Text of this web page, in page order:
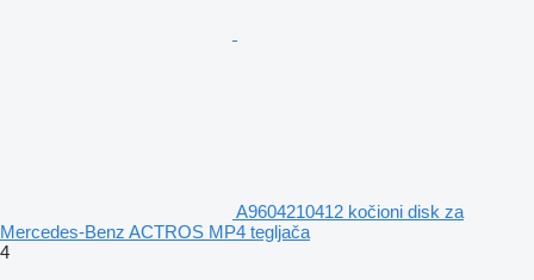
A9604210412 kočioni disk za
Mercedes-Benz ACTROS MP4 tegljača
4